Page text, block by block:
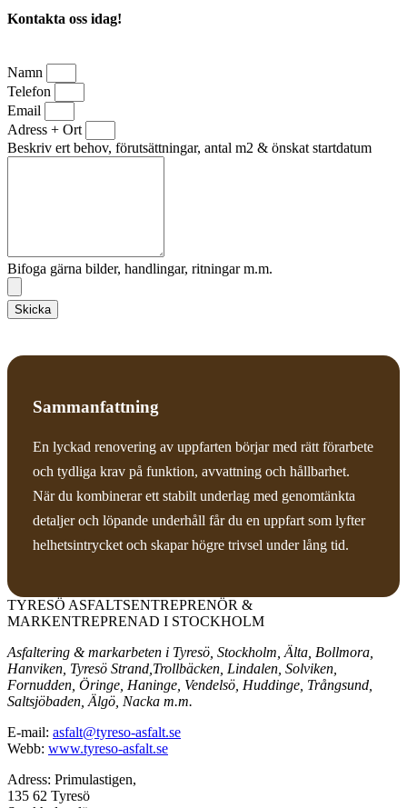
Kontakta oss idag!
Namn
Telefon
Email
Adress + Ort
Beskriv ert behov, förutsättningar, antal m2 & önskat startdatum
Bifoga gärna bilder, handlingar, ritningar m.m.
Skicka
Sammanfattning
En lyckad renovering av uppfarten börjar med rätt förarbete
och tydliga krav på funktion, avvattning och hållbarhet.
När du kombinerar ett stabilt underlag med genomtänkta
detaljer och löpande underhåll får du en uppfart som lyfter
helhetsintrycket och skapar högre trivsel under lång tid.
TYRESÖ ASFALTSENTREPRENÖR &
MARKENTREPRENAD I STOCKHOLM
Asfaltering & markarbeten i Tyresö, Stockholm, Älta, Bollmora,
Hanviken, Tyresö Strand,Trollbäcken, Lindalen, Solviken,
Fornudden, Öringe, Haninge, Vendelsö, Huddinge, Trångsund,
Saltsjöbaden, Älgö, Nacka m.m.
E-mail: asfalt@tyreso-asfalt.se
Webb: www.tyreso-asfalt.se
Adress: Primulastigen,
135 62 Tyresö